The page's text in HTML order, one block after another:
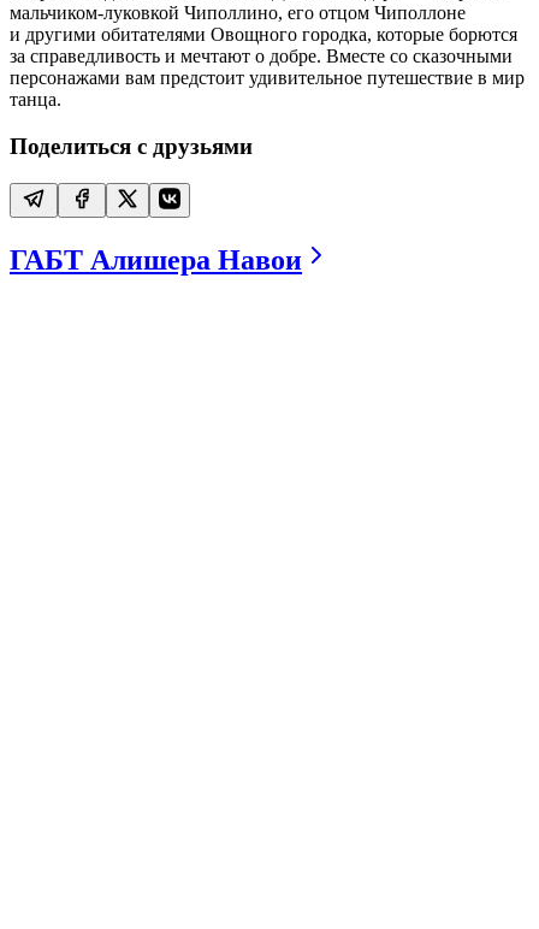
мальчиком-луковкой Чиполлино, его отцом Чиполлоне
и другими обитателями Овощного городка, которые борются
за справедливость и мечтают о добре. Вместе со сказочными
персонажами вам предстоит удивительное путешествие в мир
танца.
Поделиться с друзьями
ГАБТ Алишера Навои